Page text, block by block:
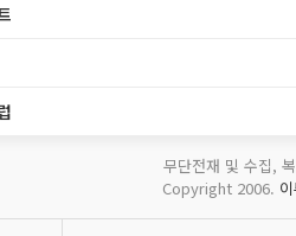
무단전재 및 수집,
Copyright 2006.